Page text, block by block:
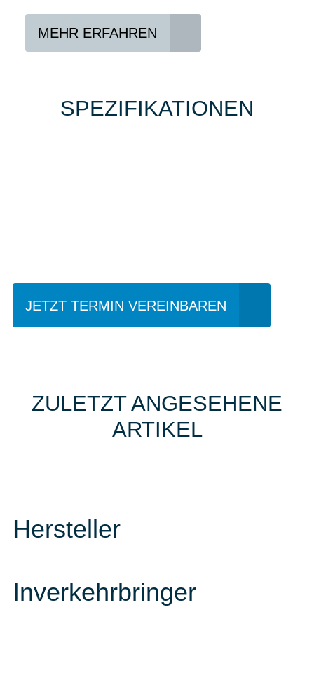
MEHR ERFAHREN
SPEZIFIKATIONEN
JETZT TERMIN VEREINBAREN
ZULETZT ANGESEHENE
ARTIKEL
Hersteller
Inverkehrbringer